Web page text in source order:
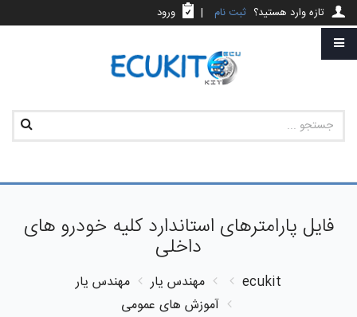
تازه وارد هستید؟ ثبت نام | ورود
فایل پارامترهای استاندارد کلیه خودرو های
داخلی
ecukit مهندس یار
مهندس یار
آموزش های عمومی